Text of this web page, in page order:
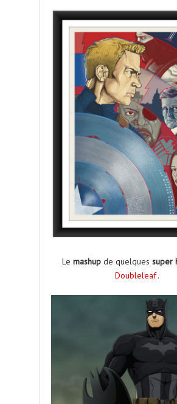
Le mashup de quelques super
Doubleleaf.